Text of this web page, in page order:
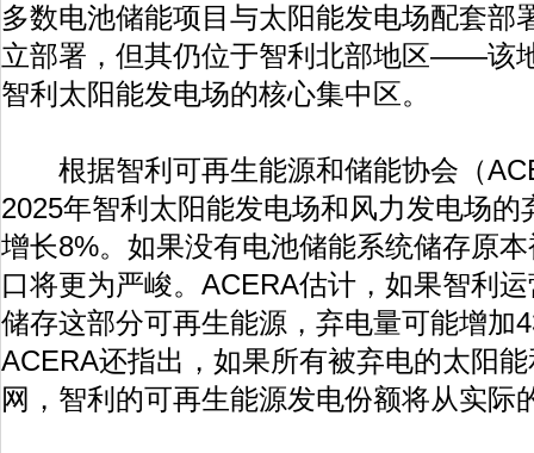
多数电池储能项目与太阳能发电场配套部
立部署，但其仍位于智利北部地区——该
智利太阳能发电场的核心集中区。
根据智利可再生能源和储能协会（
2025年智利太阳能发电场和风力发电场
增长8%。如果没有电池储能系统储存原
口将更为严峻。ACERA估计，如果智利
储存这部分可再生能源，弃电量可能增加
ACERA还指出，如果所有被弃电的太阳
网，智利的可再生能源发电份额将从实际